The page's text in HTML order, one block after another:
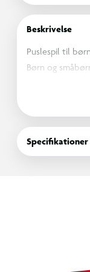
Beskrivelse
Puslespil til
Børn og
udforske
Specifikationer